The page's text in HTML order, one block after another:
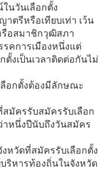
นวันเลือกตั้ง
ตรีหรือเทียบเท่า เว้น
รือสมาชิกวุฒิสภา
รคการเมืองหนึ่งแต่
ตั้งเป็นเวลาติดต่อกันไม่
ลือกตั้งต้องมีลักษณะ
มัครรับสมัครรับเลือก
าหนึ่งปีนับถึงวันสมัคร
หวัดที่สมัครรับเลือกตั้ง
ริหารท้องถิ่นในจังหวัด